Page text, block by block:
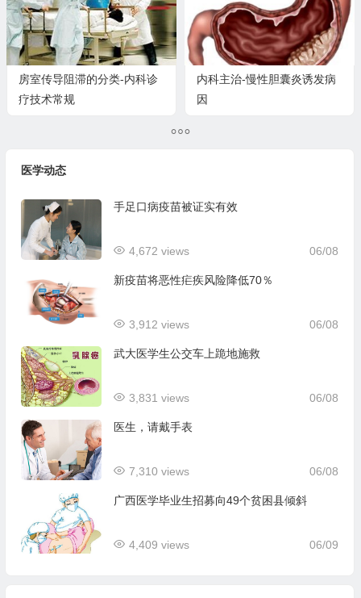
房室传导阻滞的分类-内科诊
疗技术常规
内科主治-慢性胆囊炎诱发病
因
医学动态
手足口病疫苗被证实有效
06/08
4,672 views
新疫苗将恶性疟疾风险降低70％
06/08
3,912 views
武大医学生公交车上跪地施救
06/08
3,831 views
医生，请戴手表
06/08
7,310 views
广西医学毕业生招募向49个贫困县倾斜
06/09
4,409 views